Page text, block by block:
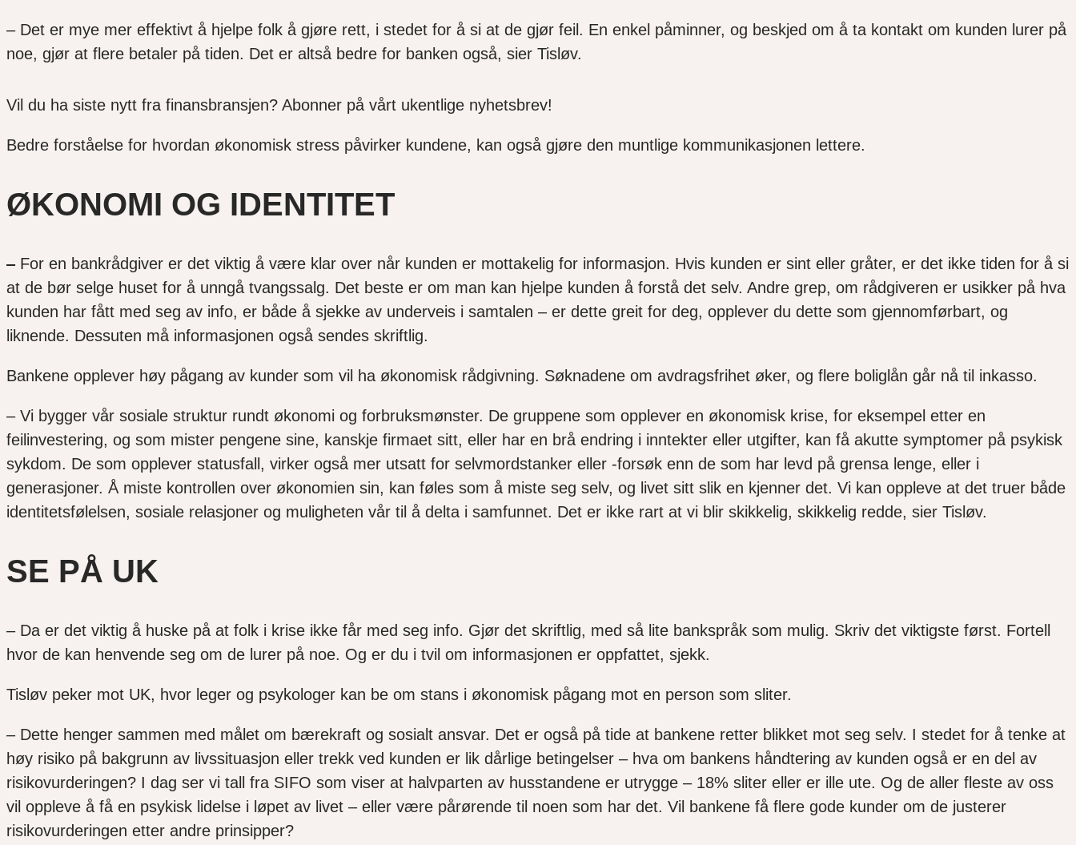
– Det er mye mer effektivt å hjelpe folk å gjøre rett, i stedet for å si at de gjør feil. En enkel påminner, og beskjed om å ta kontakt om kunden lurer på
noe, gjør at flere betaler på tiden. Det er altså bedre for banken også, sier Tisløv.
Vil du ha siste nytt fra finansbransjen? Abonner på vårt ukentlige nyhetsbrev!
Bedre forståelse for hvordan økonomisk stress påvirker kundene, kan også gjøre den muntlige kommunikasjonen lettere.
ØKONOMI OG IDENTITET
–For en bankrådgiver er det viktig å være klar over når kunden er mottakelig for informasjon. Hvis kunden er sint eller gråter, er det ikke tiden for å si
at de bør selge huset for å unngå tvangssalg. Det beste er om man kan hjelpe kunden å forstå det selv. Andre grep, om rådgiveren er usikker på hva
kunden har fått med seg av info, er både å sjekke av underveis i samtalen – er dette greit for deg, opplever du dette som gjennomførbart, og
liknende. Dessuten må informasjonen også sendes skriftlig.
Bankene opplever høy pågang av kunder som vil ha økonomisk rådgivning. Søknadene om avdragsfrihet øker, og flere boliglån går nå til inkasso.
– Vi bygger vår sosiale struktur rundt økonomi og forbruksmønster. De gruppene som opplever en økonomisk krise, for eksempel etter en
feilinvestering, og som mister pengene sine, kanskje firmaet sitt, eller har en brå endring i inntekter eller utgifter, kan få akutte symptomer på psykisk
sykdom. De som opplever statusfall, virker også mer utsatt for selvmordstanker eller -forsøk enn de som har levd på grensa lenge, eller i
generasjoner. Å miste kontrollen over økonomien sin, kan føles som å miste seg selv, og livet sitt slik en kjenner det. Vi kan oppleve at det truer både
identitetsfølelsen, sosiale relasjoner og muligheten vår til å delta i samfunnet. Det er ikke rart at vi blir skikkelig, skikkelig redde, sier Tisløv.
SE PÅ UK
– Da er det viktig å huske på at folk i krise ikke får med seg info. Gjør det skriftlig, med så lite bankspråk som mulig. Skriv det viktigste først. Fortell
hvor de kan henvende seg om de lurer på noe. Og er du i tvil om informasjonen er oppfattet, sjekk.
Tisløv peker mot UK, hvor leger og psykologer kan be om stans i økonomisk pågang mot en person som sliter.
– Dette henger sammen med målet om bærekraft og sosialt ansvar. Det er også på tide at bankene retter blikket mot seg selv. I stedet for å tenke at
høy risiko på bakgrunn av livssituasjon eller trekk ved kunden er lik dårlige betingelser – hva om bankens håndtering av kunden også er en del av
risikovurderingen? I dag ser vi tall fra SIFO som viser at halvparten av husstandene er utrygge – 18% sliter eller er ille ute. Og de aller fleste av oss
vil oppleve å få en psykisk lidelse i løpet av livet – eller være pårørende til noen som har det. Vil bankene få flere gode kunder om de justerer
risikovurderingen etter andre prinsipper?